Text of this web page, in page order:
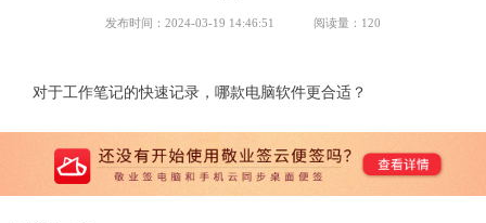
发布时间：2024-03-19 14:46:51 阅读量： 120
对于工作笔记的快速记录，哪款电脑软件更合适？